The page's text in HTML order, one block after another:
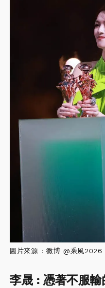
圖片來源 : 微博 @乘風2026
李晟 : 憑著不服